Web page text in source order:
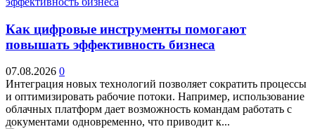
Как цифровые инструменты помогают
повышать эффективность бизнеса
07.08.2026 0
Интеграция новых технологий позволяет сократить процессы
и оптимизировать рабочие потоки. Например, использование
облачных платформ дает возможность командам работать с
документами одновременно, что приводит к...